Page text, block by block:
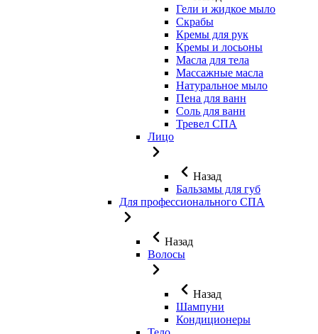
Гели и жидкое мыло
Скрабы
Кремы для рук
Кремы и лосьоны
Масла для тела
Массажные масла
Натуральное мыло
Пена для ванн
Соль для ванн
Тревел СПА
Лицо
Назад
Бальзамы для губ
Для профессионального СПА
Назад
Волосы
Назад
Шампуни
Кондиционеры